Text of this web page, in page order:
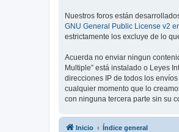
Nuestros foros están
GNU General Public License v2
estrictamente los excluye de lo
Acuerda no enviar ningun
Multiple” está instalado o Leyes
direcciones IP de todos los
cualquier momento que lo
con ninguna tercera parte sin su
Inicio Índice general